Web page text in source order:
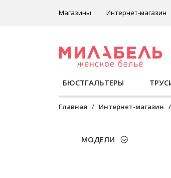
Магазины Интернет-магазин
БЮСТГАЛЬТЕРЫ
Главная Интернет-магазин
МОДЕЛИ